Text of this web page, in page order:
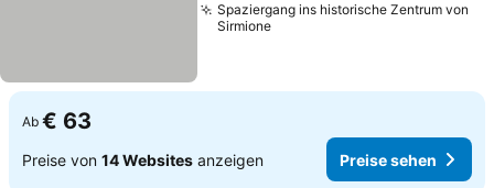
Spaziergang ins historische Zentrum von
Sirmione
Ab € 63
Preise von 14 Websites anzeigen Preise sehen